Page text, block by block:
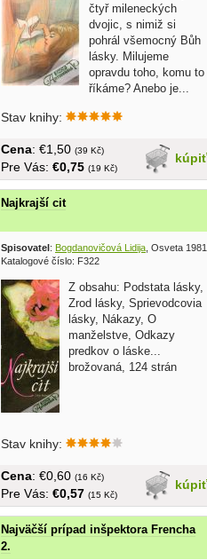
čtyř mileneckých
dvojic, s nimiž si
pohrál všemocný Bůh
lásky. Milujeme
opravdu toho, komu to
říkáme? Anebo je...
Stav knihy:
kúpiť
Cena: €1,50 (39 Kč)
Pre Vás: €0,75 (19 Kč)
Najkrajší cit
Spisovatel : Bogdanovičová Lidija, Osveta 1981
Katalogové číslo: F322
Z obsahu: Podstata lásky,
Zrod lásky, Sprievodcovia
lásky, Nákazy, O
manželstve, Odkazy
predkov o láske...
brožovaná, 124 strán
Stav knihy:
kúpiť
Cena: €0,60 (16 Kč)
Pre Vás: €0,57 (15 Kč)
Najväčší prípad inšpektora Frencha
2.